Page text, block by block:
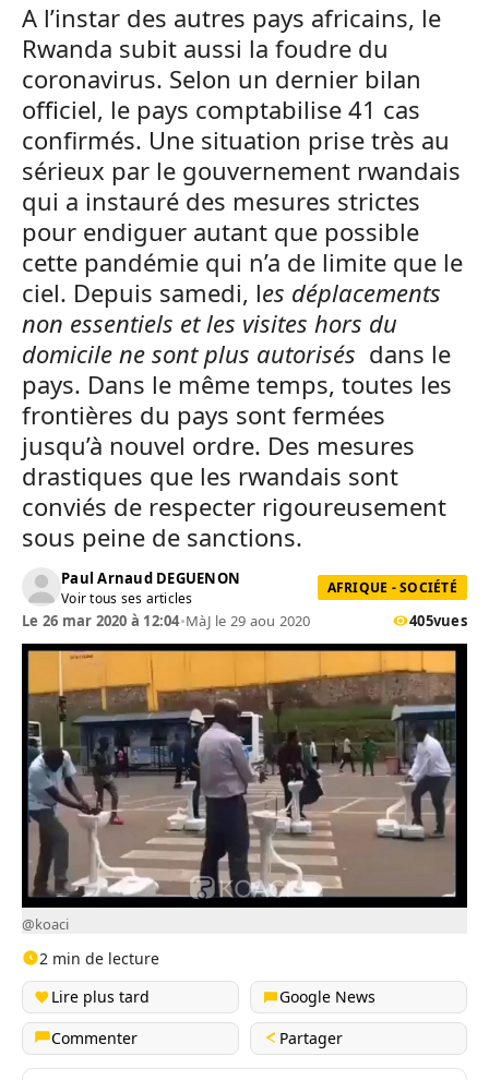
A l’instar des autres pays africains, le
Rwanda subit aussi la foudre du
coronavirus. Selon un dernier bilan
officiel, le pays comptabilise 41 cas
confirmés. Une situation prise très au
sérieux par le gouvernement rwandais
qui a instauré des mesures strictes
pour endiguer autant que possible
cette pandémie qui n’a de limite que le
ciel. Depuis samedi, les déplacements
non essentiels et les visites hors du
domicile ne sont plus autorisés dans le
pays. Dans le même temps, toutes les
frontières du pays sont fermées
jusqu’à nouvel ordre. Des mesures
drastiques que les rwandais sont
conviés de respecter rigoureusement
sous peine de sanctions.
Paul Arnaud DEGUENON
Voir tous ses articles
AFRIQUE - SOCIÉTÉ
Le 26 mar 2020 à 12:04•MàJ le 29 aou 2020 405vues
@koaci
2 min de lecture
Lire plus tard
Google News
Commenter
Partager